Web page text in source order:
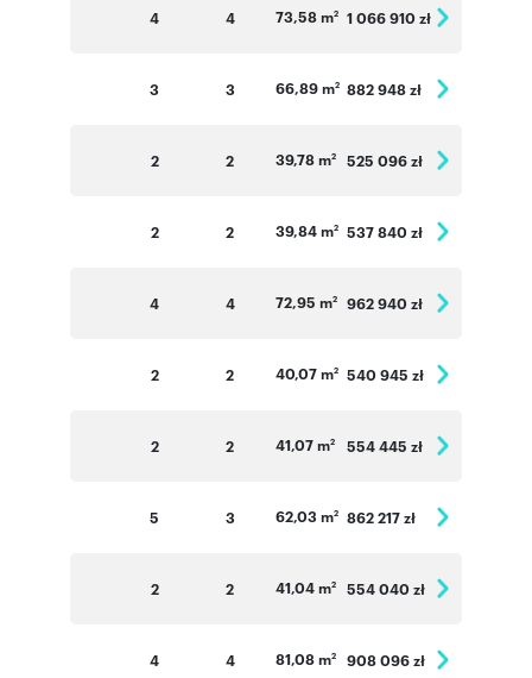
4 4 73,58 m2 1 066 910 zł
3 3 66,89 m2 882 948 zł
2 2 39,78 m2 525 096 zł
2 2 39,84 m2 537 840 zł
4 4 72,95 m2 962 940 zł
2 2 40,07 m2 540 945 zł
2 2 41,07 m2 554 445 zł
5 3 62,03 m2 862 217 zł
2 2 41,04 m2 554 040 zł
4 4 81,08 m2 908 096 zł